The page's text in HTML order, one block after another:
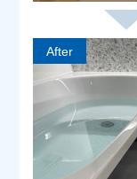
After